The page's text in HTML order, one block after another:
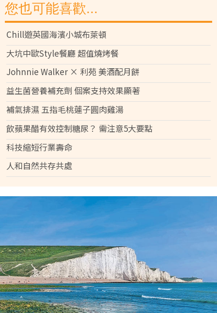
您也可能喜歡...
Chill遊英國海濱小城布萊頓
大坑中歐Style餐廳 超值燒烤餐
Johnnie Walker × 利苑 美酒配月餅
益生菌營養補充劑 個案支持效果顯著
補氣排濕 五指毛桃蓮子圓肉雞湯
飲蘋果醋有效控制糖尿？ 需注意5大要點
科技縮短行業壽命
人和自然共存共處